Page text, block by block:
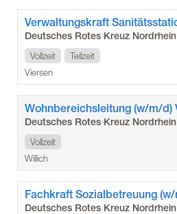
Vollzeit
Teilzeit
Viersen
Deutsches Rotes Kreuz
Vollzeit
Willich